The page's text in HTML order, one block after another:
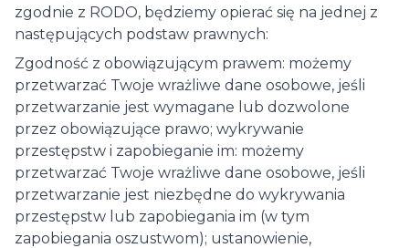
zgodnie z RODO, będziemy opierać się na jednej z
następujących podstaw prawnych:
Zgodność z obowiązującym prawem: możemy
przetwarzać Twoje wrażliwe dane osobowe, jeśli
przetwarzanie jest wymagane lub dozwolone
przez obowiązujące prawo; wykrywanie
przestępstw i zapobieganie im: możemy
przetwarzać Twoje wrażliwe dane osobowe, jeśli
przetwarzanie jest niezbędne do wykrywania
przestępstw lub zapobiegania im (w tym
zapobiegania oszustwom); ustanowienie,